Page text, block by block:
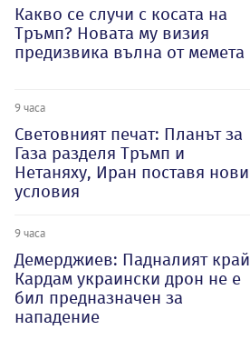
Какво се случи с косата на
Тръмп? Новата му визия
предизвика вълна от мемета
9 часа
Световният печат: Планът за
Газа разделя Тръмп и
Нетаняху, Иран поставя нови
условия
9 часа
Демерджиев: Падналият край
Кардам украински дрон не е
бил предназначен за
нападение